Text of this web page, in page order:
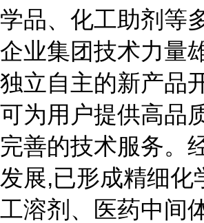
学品、化工助剂等
企业集团技术力量
独立自主的新产品
可为用户提供高品
完善的技术服务。
发展,已形成精细化
工溶剂、医药中间